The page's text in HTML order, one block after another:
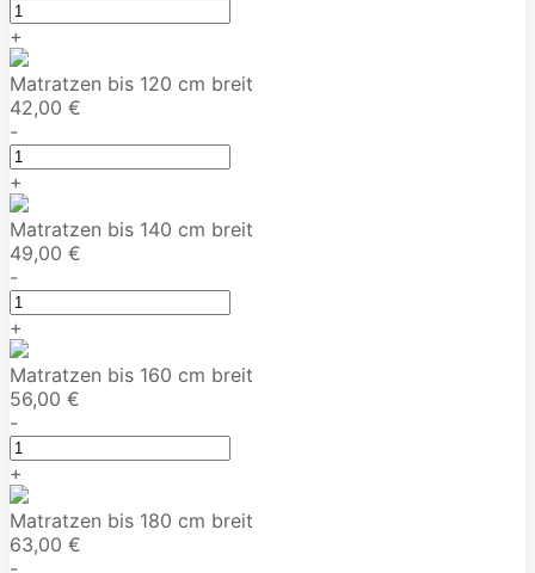
+
Matratzen bis 120 cm breit
42,00 €
-
+
Matratzen bis 140 cm breit
49,00 €
-
+
Matratzen bis 160 cm breit
56,00 €
-
+
Matratzen bis 180 cm breit
63,00 €